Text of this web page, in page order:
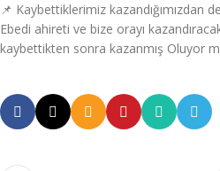
📌 Kaybettiklerimiz kazandığımızdan
Ebedi ahireti ve bize orayı
kaybettikten sonra kazanmış Oluyor